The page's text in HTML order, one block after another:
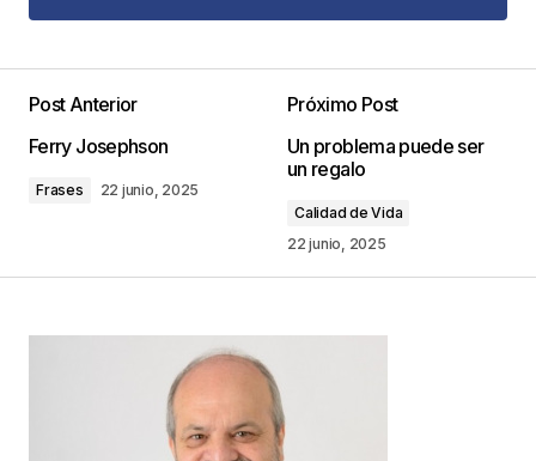
Agregar Comentario
publicada. Los campos obligatorios están
*
Post Anterior
Ferry Josephson
Frases 22 junio, 2025
Próximo Post
Un problema puede ser
un regalo
Calidad de Vida
22 junio, 2025